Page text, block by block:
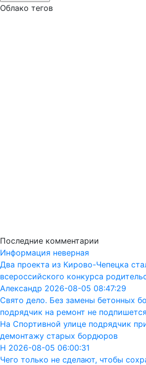
Облако тегов
Последние комментарии
Информация неверная
Два проекта из Кирово-Чепецка
всероссийского конкурса
Александр 2026-08-05 08:47:29
Свято дело. Без замены бетонных
подрядчик на ремонт не
На Спортивной улице подрядчик
демонтажу старых бордюров
Н 2026-08-05 06:00:31
Чего только не сделают, чтобы